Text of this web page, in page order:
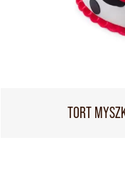
TORT